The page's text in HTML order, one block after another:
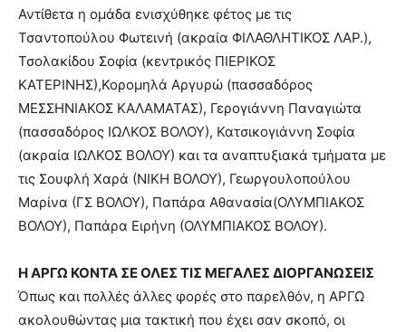
Αντίθετα η ομάδα ενισχύθηκε φέτος με τις
Τσαντοπούλου Φωτεινή (ακραία ΦΙΛΑΘΛΗΤΙΚΟΣ ΛΑΡ.),
Τσολακίδου Σοφία (κεντρικός ΠΙΕΡΙΚΟΣ
ΚΑΤΕΡΙΝΗΣ),Κορομηλά Αργυρώ (πασσαδόρος
ΜΕΣΣΗΝΙΑΚΟΣ ΚΑΛΑΜΑΤΑΣ), Γερογιάννη Παναγιώτα
(πασσαδόρος ΙΩΛΚΟΣ ΒΟΛΟΥ), Κατσικογιάννη Σοφία
(ακραία ΙΩΛΚΟΣ ΒΟΛΟΥ) και τα αναπτυξιακά τμήματα με
τις Σουφλή Χαρά (ΝΙΚΗ ΒΟΛΟΥ), Γεωργουλοπούλου
Μαρίνα (ΓΣ ΒΟΛΟΥ), Παπάρα Αθανασία(ΟΛΥΜΠΙΑΚΟΣ
ΒΟΛΟΥ), Παπάρα Ειρήνη (ΟΛΥΜΠΙΑΚΟΣ ΒΟΛΟΥ).
Η ΑΡΓΩ ΚΟΝΤΑ ΣΕ ΟΛΕΣ ΤΙΣ ΜΕΓΑΛΕΣ ΔΙΟΡΓΑΝΩΣΕΙΣ
Όπως και πολλές άλλες φορές στο παρελθόν, η ΑΡΓΩ
ακολουθώντας μια τακτική που έχει σαν σκοπό, οι